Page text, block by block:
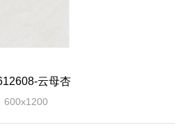
云母杏
600x1200